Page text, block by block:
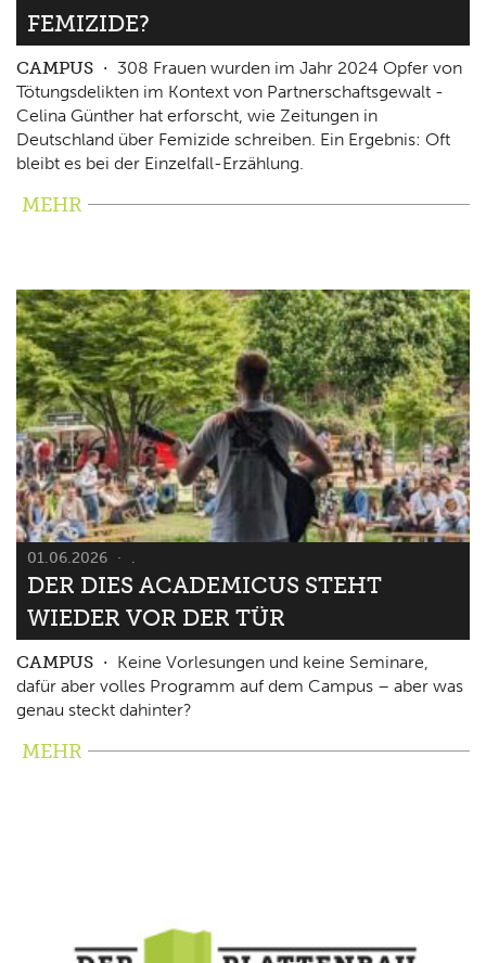
FEMIZIDE?
CAMPUS
308 Frauen wurden im Jahr 2024 Opfer von
Tötungsdelikten im Kontext von Partnerschaftsgewalt -
Celina Günther hat erforscht, wie Zeitungen in
Deutschland über Femizide schreiben. Ein Ergebnis: Oft
bleibt es bei der Einzelfall-Erzählung.
MEHR
01.06.2026 .
DER DIES ACADEMICUS STEHT
WIEDER VOR DER TÜR
CAMPUS
Keine Vorlesungen und keine Seminare,
dafür aber volles Programm auf dem Campus – aber was
genau steckt dahinter?
MEHR